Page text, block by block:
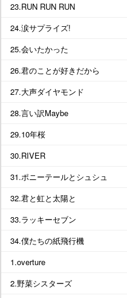
23.RUN RUN RUN
24.涙サプライズ!
25.会いたかった
26.君のことが好きだから
27.大声ダイヤモンド
28.言い訳Maybe
29.10年桜
30.RIVER
31.ポニーテールとシュシュ
32.君と虹と太陽と
33.ラッキーセブン
34.僕たちの紙飛行機
1.overture
2.野菜シスターズ